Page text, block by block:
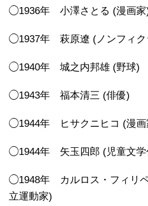
◯1936年 小澤さとる (漫画家
◯1937年 萩原遼 (ノンフィク
◯1940年 城之内邦雄 (野球)
◯1943年 福本清三 (俳優)
◯1944年 ヒサクニヒコ (漫画
◯1944年 矢玉四郎 (児童文学
◯1948年 カルロス・フィリ
立運動家)